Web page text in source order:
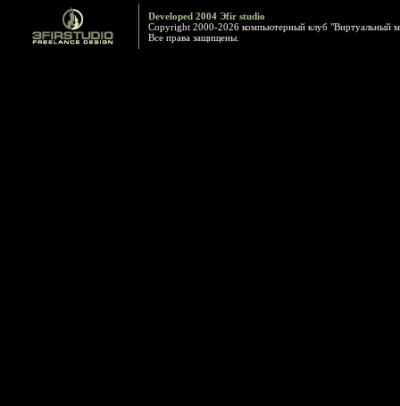
Developed 2004 Эfir studio
Copyright 2000-2026 компьютерный клуб "Виртуальный
Все права защищены.